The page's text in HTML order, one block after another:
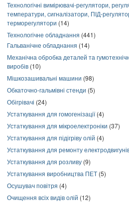
Технологічні вимірювачі-регулятори,
температури, сигналізатори, ПІД-
терморегулятори (14)
Технологічне обладнання (441)
Гальванічне обладнання (14)
Механічна обробка деталей та
виробів (10)
Мішкозашивальні машини (98)
Обкаточно-гальмівні стенди (5)
Обігрівачі (24)
Устаткування для гомогенізації(4)
Устаткування для мікроелектроніки (37)
Устаткування для підігріву олій (4)
Устаткування для ремонту
Устаткування для розливу (9)
Устаткування виробництва ПЕТ (5)
Осушувач повітря (4)
Очищення всіх видів олій (12)